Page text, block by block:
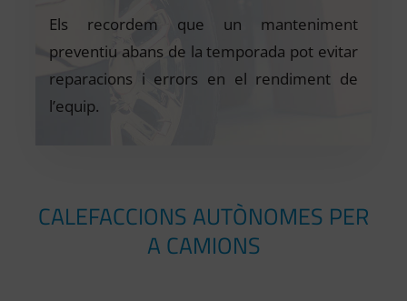
Els recordem que un manteniment
preventiu abans de la temporada pot evitar
reparacions i errors en el rendiment de
l’equip.
CALEFACCIONS AUTÒNOMES PER
A CAMIONS